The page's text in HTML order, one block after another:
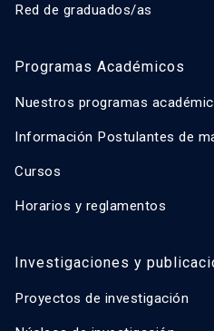
Red de graduados/as
Programas Académicos
Nuestros programas
Información Postulantes de
Cursos
Horarios y reglamentos
Investigaciones y
Proyectos de investigación